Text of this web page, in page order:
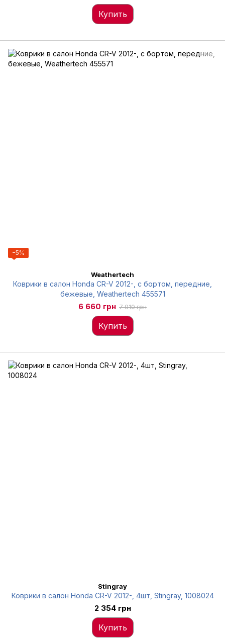
Купить
−5%
Weathertech
Коврики в салон Honda CR-V 2012-, с бортом, передние,
бежевые, Weathertech 455571
6 660 грн 7 010 грн
Купить
Stingray
Коврики в салон Honda CR-V 2012-, 4шт, Stingray, 1008024
2 354 грн
Купить